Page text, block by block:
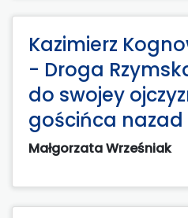
Kazimierz
- Droga
do swojey
gościńca
Małgorzata Wrześniak